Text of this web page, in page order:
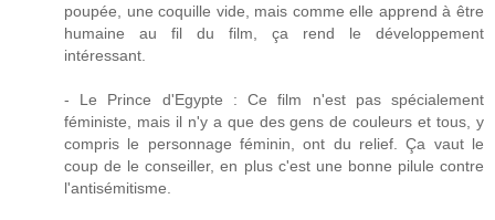
poupée, une coquille vide, mais comme elle apprend à être
humaine au fil du film, ça rend le développement
intéressant.
- Le Prince d'Egypte : Ce film n'est pas spécialement
féministe, mais il n'y a que des gens de couleurs et tous, y
compris le personnage féminin, ont du relief. Ça vaut le
coup de le conseiller, en plus c'est une bonne pilule contre
l'antisémitisme.